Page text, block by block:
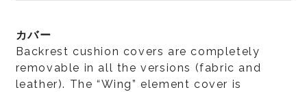
カバー
Backrest cushion covers are completely
removable in all the versions (fabric and
leather). The “Wing” element cover is